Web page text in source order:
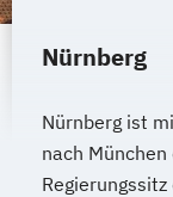
Nürnberg
Nürnberg ist
nach